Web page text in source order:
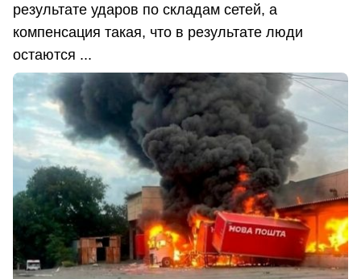
результате ударов по складам сетей, а
компенсация такая, что в результате люди
остаются ...